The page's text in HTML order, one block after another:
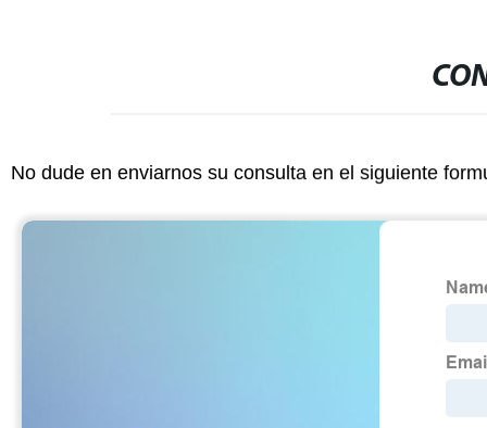
No dude en enviarnos su consulta en el siguiente